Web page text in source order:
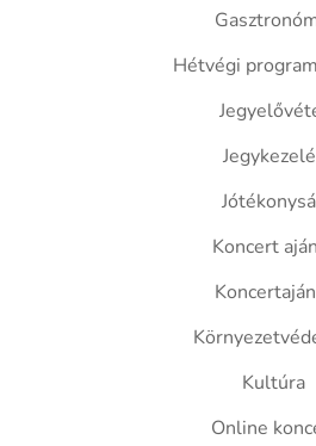
Hétvégi
Koncert
Kultúra
Online